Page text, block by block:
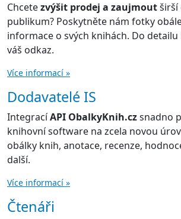
Chcetezvýšit prodej a zaujmoutširší
publikum? Poskytněte nám fotky
informace o svých knihách. Do
váš odkaz.
Více informací »
Dodavatelé IS
IntegracíAPI ObalkyKnih.czsnadno
knihovní software na zcela novou
obálky knih, anotace, recenze,
další.
Více informací »
Čtenáři